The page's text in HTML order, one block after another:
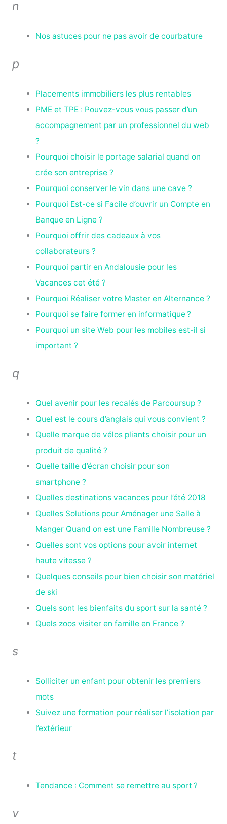
n
Nos astuces pour ne pas avoir de courbature
p
Placements immobiliers les plus rentables
PME et TPE : Pouvez-vous vous passer d’un
accompagnement par un professionnel du web
?
Pourquoi choisir le portage salarial quand on
crée son entreprise ?
Pourquoi conserver le vin dans une cave ?
Pourquoi Est-ce si Facile d’ouvrir un Compte en
Banque en Ligne ?
Pourquoi offrir des cadeaux à vos
collaborateurs ?
Pourquoi partir en Andalousie pour les
Vacances cet été ?
Pourquoi Réaliser votre Master en Alternance ?
Pourquoi se faire former en informatique ?
Pourquoi un site Web pour les mobiles est-il si
important ?
q
Quel avenir pour les recalés de Parcoursup ?
Quel est le cours d’anglais qui vous convient ?
Quelle marque de vélos pliants choisir pour un
produit de qualité ?
Quelle taille d’écran choisir pour son
smartphone ?
Quelles destinations vacances pour l’été 2018
Quelles Solutions pour Aménager une Salle à
Manger Quand on est une Famille Nombreuse ?
Quelles sont vos options pour avoir internet
haute vitesse ?
Quelques conseils pour bien choisir son matériel
de ski
Quels sont les bienfaits du sport sur la santé ?
Quels zoos visiter en famille en France ?
s
Solliciter un enfant pour obtenir les premiers
mots
Suivez une formation pour réaliser l’isolation par
l’extérieur
t
Tendance : Comment se remettre au sport ?
v